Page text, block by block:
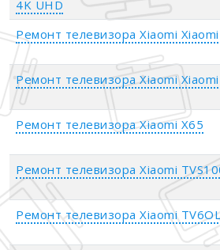
4K UHD
Ремонт телевизора Xiaomi
Ремонт телевизора Xiaomi
Ремонт телевизора Xiaomi X65
Ремонт телевизора Xiaomi
Ремонт телевизора Xiaomi